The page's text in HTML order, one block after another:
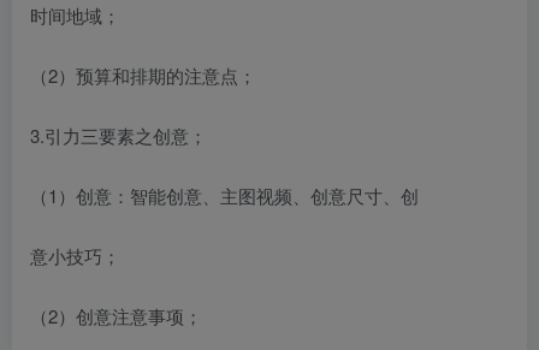
时间地域；
（2）预算和排期的注意点；
3.引力三要素之创意；
（1）创意：智能创意、主图视频、创意尺寸、创
意小技巧；
（2）创意注意事项；